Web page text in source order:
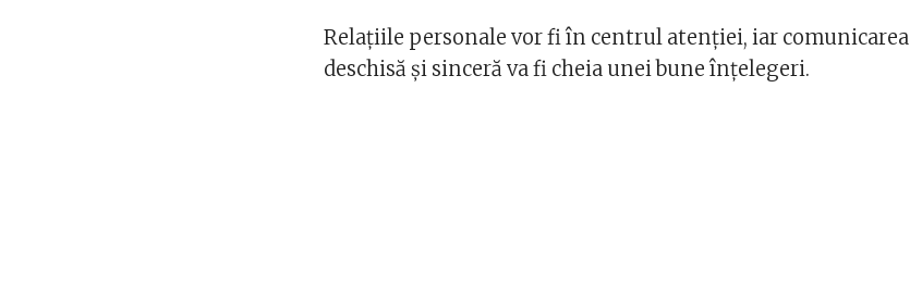
Relațiile personale vor fi în centrul atenției, iar comunicarea
deschisă și sinceră va fi cheia unei bune înțelegeri.